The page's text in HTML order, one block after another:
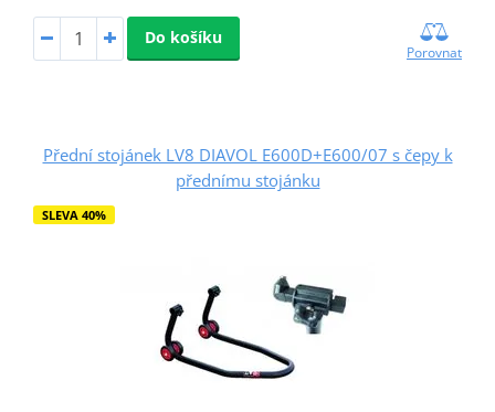
Do košíku
Porovnat
Přední stojánek LV8 DIAVOL E600D+E600/07 s čepy k
přednímu stojánku
SLEVA 40%